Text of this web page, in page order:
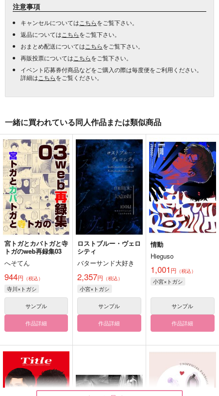
注意事項
キャンセルについては こちらをご覧下さい。
返品については こちらをご覧下さい。
おまとめ配送については こちらをご覧下さい。
再販投票については こちらをご覧下さい。
イベント応募券付商品などをご購入の際は毎度便をご利用ください。
詳細は こちらをご覧ください。
一緒に買われている同人作品または類似商品
宮トガとカバトガと寺
トガのweb再録集03
へそてん
944円 （税込）
寺川×トガシ
サンプル
作品詳細
ロストブルー・ヴェロ
シティ
バターサンド大好き
2,357円 （税込）
小宮×トガシ
サンプル
作品詳細
情動
Hieguso
1,001 円 （税込）
小宮×トガシ
サンプル
作品詳細